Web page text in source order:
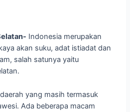
Indonesia merupakan
akan suku, adat istiadat dan
salah satunya yaitu
yang masih termasuk
Ada beberapa macam